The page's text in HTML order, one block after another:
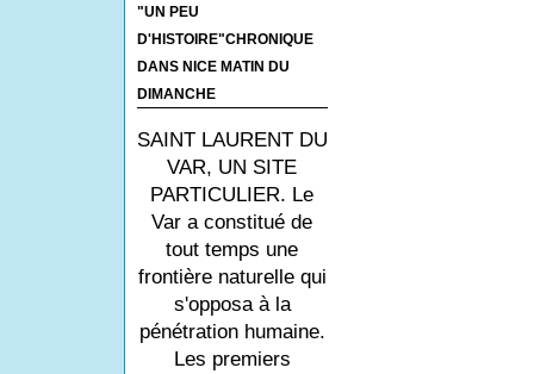
"UN PEU
D'HISTOIRE"CHRONIQUE
DANS NICE MATIN DU
DIMANCHE
SAINT LAURENT DU
VAR, UN SITE
PARTICULIER. Le
Var a constitué de
tout temps une
frontière naturelle qui
s'opposa à la
pénétration humaine.
Les premiers